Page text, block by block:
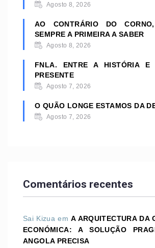
Agosto 8, 2026
AO CONTRÁRIO DO
SEMPRE A PRIMEIRA A SABER
Agosto 8, 2026
FNLA. ENTRE A HISTÓRIA E
PRESENTE
Agosto 7, 2026
O QUÃO LONGE ESTAMOS DA
Agosto 7, 2026
Comentários recentes
Sai Kizua emA ARQUITECTURA DA
ECONÓMICA: A SOLUÇÃO
ANGOLA PRECISA